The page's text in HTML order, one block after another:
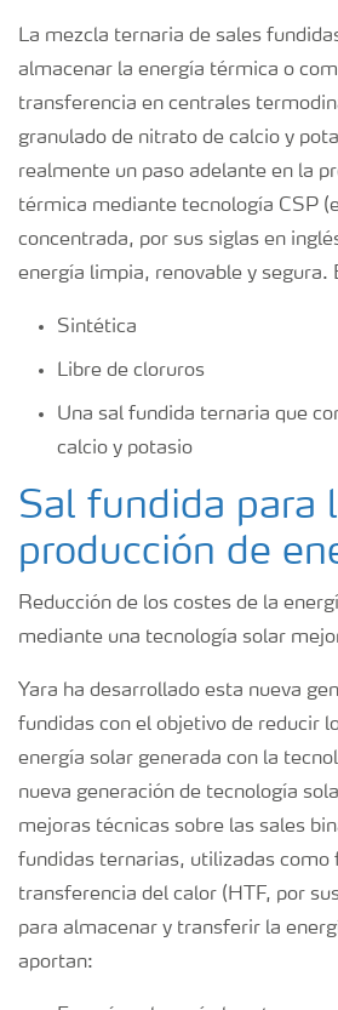
La mezcla ternaria de sales
almacenar la energía térmica o
transferencia en centrales
granulado de nitrato de calcio y
realmente un paso adelante en la
térmica mediante tecnología CSP
concentrada, por sus siglas en
energía limpia, renovable y segura.
Sintética
Libre de cloruros
Una sal fundida ternaria que
calcio y potasio
Sal fundida para
producción de
Reducción de los costes de la
mediante una tecnología solar
Yara ha desarrollado esta nueva
fundidas con el objetivo de reducir
energía solar generada con la
nueva generación de tecnología
mejoras técnicas sobre las sales
fundidas ternarias, utilizadas como
transferencia del calor (HTF, por
para almacenar y transferir la
aportan: